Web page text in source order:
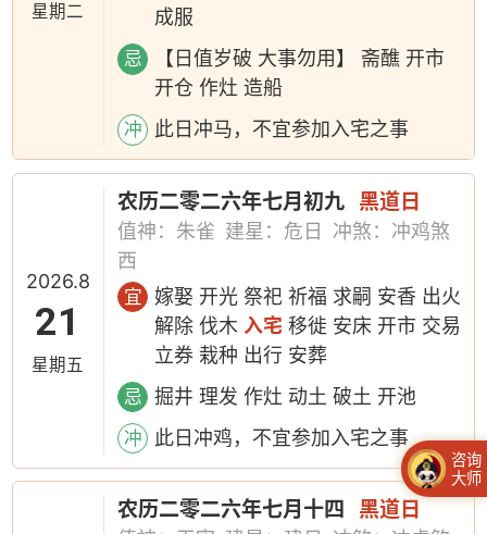
星期二
成服
忌
【日值岁破 大事勿用】 斋醮 开市
开仓 作灶 造船
冲 此日冲马，不宜参加入宅之事
2026.8
21
星期五
农历二零二六年七月初九 黑道日
值神：朱雀 建星：危日
冲煞：冲鸡煞
西
宜
嫁娶 开光 祭祀 祈福 求嗣 安香 出火
解除 伐木 入宅 移徙 安床 开市 交易
立券 栽种 出行 安葬
忌 掘井 理发 作灶 动土 破土 开池
冲 此日冲鸡，不宜参加入宅之事
农历二零二六年七月十四 黑道日
咨询
大师